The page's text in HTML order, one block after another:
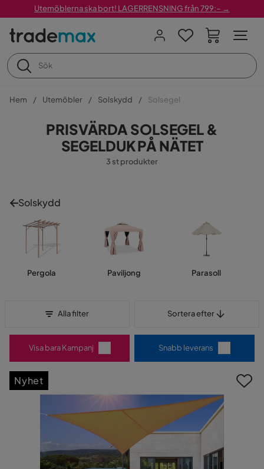
Utemöblerna ska bort! LAGERRENSNING från 799:– →
Hem Utemöbler Solskydd Solsegel
PRISVÄRDA SOLSEGEL &
SEGELDUK PÅ NÄTET
3 st produkter
Solskydd
Pergola Paviljong Parasoll
Alla filter Sortera efter
Visa bara Kampanj Snabb leverans
Nyhet